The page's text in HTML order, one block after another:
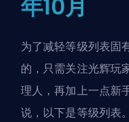
年10月
为了减轻等级列表固
的，只需关注光辉玩
理人，再加上一点新
说，以下是等级列表。